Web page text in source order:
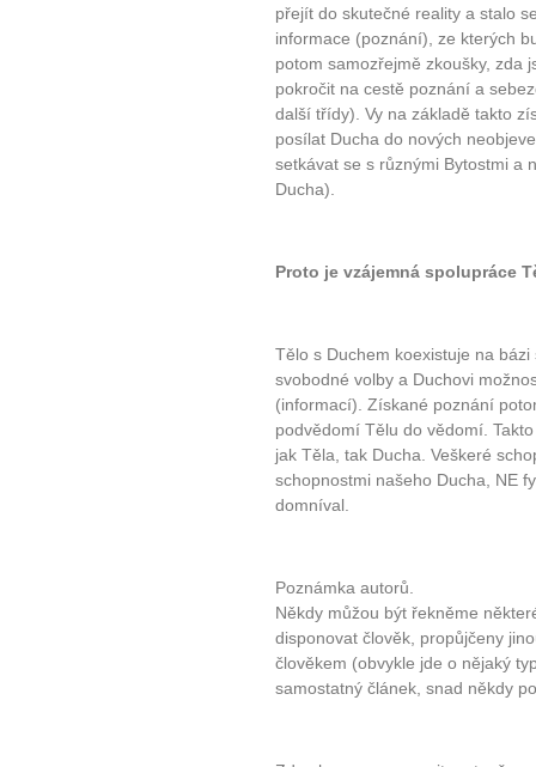
10 tipů
Máte pocit, že jste unaveni
Jak mít více energie
přejít do skutečné reality a stalo
informace (poznání), ze kterých
potom samozřejmě zkoušky, zda
pokročit na cestě poznání a
další třídy). Vy na základě takto
posílat Ducha do nových
setkávat se s různými Bytostmi a
Ducha).
Proto je vzájemná spolupráce
Tělo s Duchem koexistuje na
svobodné volby a Duchovi
(informací). Získané poznání
podvědomí Tělu do vědomí.
jak Těla, tak Ducha. Veškeré
schopnostmi našeho Ducha, NE
domníval.
Poznámka autorů.
Někdy můžou být řekněme
disponovat člověk, propůjčeny
člověkem (obvykle jde o nějaký
samostatný článek, snad někdy